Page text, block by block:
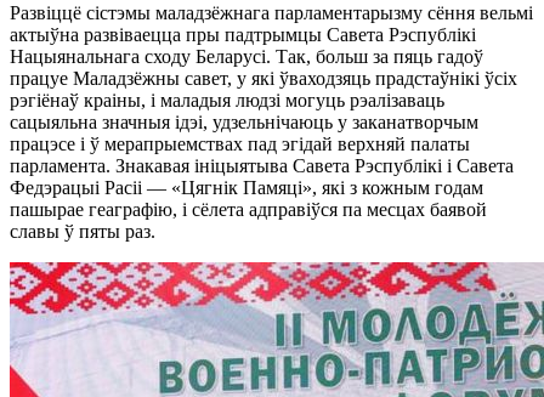
Развіццё сістэмы маладзёжнага парламентарызму сёння вельмі
актыўна развіваецца пры падтрымцы Савета Рэспублікі
Нацыянальнага сходу Беларусі. Так, больш за пяць гадоў
працуе Маладзёжны савет, у які ўваходзяць прадстаўнікі ўсіх
рэгіёнаў краіны, і маладыя людзі могуць рэалізаваць
сацыяльна значныя ідэі, удзельнічаюць у заканатворчым
працэсе і ў мерапрыемствах пад эгідай верхняй палаты
парламента. Знакавая ініцыятыва Савета Рэспублікі і Савета
Федэрацыі Расіі — «Цягнік Памяці», які з кожным годам
пашырае геаграфію, і сёлета адправіўся па месцах баявой
славы ў пяты раз.